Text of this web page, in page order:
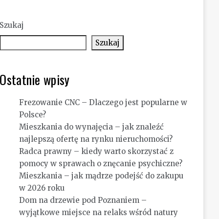
Szukaj
Szukaj
Ostatnie wpisy
Frezowanie CNC – Dlaczego jest popularne w
Polsce?
Mieszkania do wynajęcia – jak znaleźć
najlepszą ofertę na rynku nieruchomości?
Radca prawny – kiedy warto skorzystać z
pomocy w sprawach o znęcanie psychiczne?
Mieszkania – jak mądrze podejść do zakupu
w 2026 roku
Dom na drzewie pod Poznaniem –
wyjątkowe miejsce na relaks wśród natury